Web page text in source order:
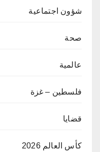
شؤون اجتماعية
صحة
عالمية
فلسطين – غزة
قضايا
كأس العالم 2026